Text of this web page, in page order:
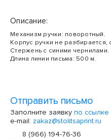
Описание:
Механизм ручки: поворотный.
Корпус ручки не
Стержень с синими чернилами.
Длина линии письма: 500 м.
Отправить письмо
Заполните заявку по ссылке
e-mail: zakaz@stolitsaprint.ru
8 (966) 194-76-36